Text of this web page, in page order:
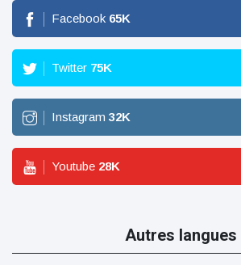
Facebook 65K
Twitter 75K
Instagram 32K
Youtube 28K
Autres langues